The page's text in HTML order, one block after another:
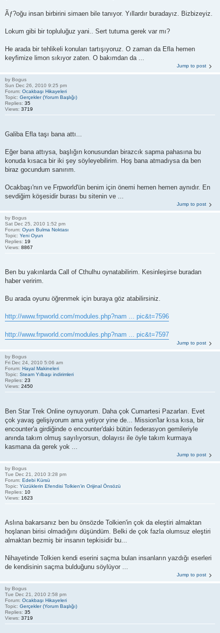
Ãƒ?oğu insan birbirini simaen bile tanıyor. Yıllardır buradayız. Bizbizeyiz.
Lokum gibi bir topluluğuz yani.. Sert tutuma gerek var mı?
He arada bir tehlikeli konuları tartışıyoruz. O zaman da Efla hemen
keyfimize limon sıkıyor zaten. O bakımdan da ...
Jump to post
by Bogus
Sun Dec 26, 2010 9:25 pm
Forum: Ocakbaşı Hikayeleri
Topic: Gerçekler (Yorum Başlığı)
Replies: 35
Views: 3719
Galiba Efla taşı bana attı...
Eğer bana attıysa, başlığın konusundan birazcık sapma pahasına bu
konuda kısaca bir iki şey söyleyebilirim. Hoş bana atmadıysa da ben
biraz gocundum sanırım.
Ocakbaşı'nın ve Frpworld'ün benim için önemi hemen hemen aynıdır. En
sevdiğim köşesidir burası bu sitenin ve ...
Jump to post
by Bogus
Sat Dec 25, 2010 1:52 pm
Forum: Oyun Bulma Noktası
Topic: Yeni Oyun
Replies: 19
Views: 8867
Ben bu yakınlarda Call of Cthulhu oynatabilirim. Kesinleşirse buradan
haber veririm.
Bu arada oyunu öğrenmek için buraya göz atabilirsiniz.
http://www.frpworld.com/modules.php?nam ... pic&t=7596
http://www.frpworld.com/modules.php?nam ... pic&t=7597
Jump to post
by Bogus
Fri Dec 24, 2010 5:06 am
Forum: Hayal Makineleri
Topic: Steam Yılbaşı indirimleri
Replies: 23
Views: 2450
Ben Star Trek Online oynuyorum. Daha çok Cumartesi Pazarları. Evet
çok yavaş gelişiyorum ama yetiyor yine de... Mission'lar kısa kısa, bir
encounter'a girdiğinde o encounter'daki bütün federasyon gemileriyle
anında takım olmuş sayılıyorsun, dolayısı ile öyle takım kurmaya
kasmana da gerek yok ...
Jump to post
by Bogus
Tue Dec 21, 2010 3:28 pm
Forum: Edebi Kürsü
Topic: Yüzüklerin Efendisi Tolkien'in Orijinal Önsözü
Replies: 10
Views: 1623
Aslına bakarsanız ben bu önsözde Tolkien'in çok da eleştiri almaktan
hoşlanan birisi olmadığını düşündüm. Belki de çok fazla olumsuz eleştiri
almaktan bezmiş bir insanın tepkisidir bu...
Nihayetinde Tolkien kendi eserini saçma bulan insanların yazdığı eserleri
de kendisinin saçma bulduğunu söylüyor ...
Jump to post
by Bogus
Tue Dec 21, 2010 2:58 pm
Forum: Ocakbaşı Hikayeleri
Topic: Gerçekler (Yorum Başlığı)
Replies: 35
Views: 3719